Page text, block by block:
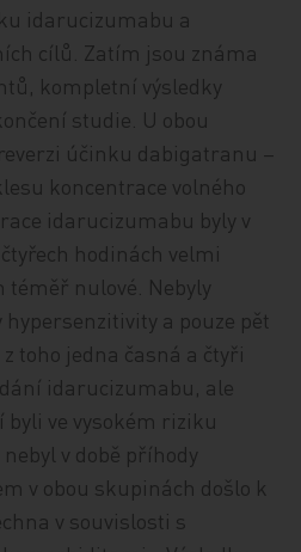
idarucizumabu a
cílů. Zatím jsou známa
kompletní výsledky
studie. U obou
účinku dabigatranu –
koncentrace volného
idarucizumabu byly v
hodinách velmi
téměř nulové. Nebyly
a pouze pět
toho jedna časná a čtyři
idarucizumabu, ale
ve vysokém riziku
v době příhody
v obou skupinách došlo k
v souvislosti s